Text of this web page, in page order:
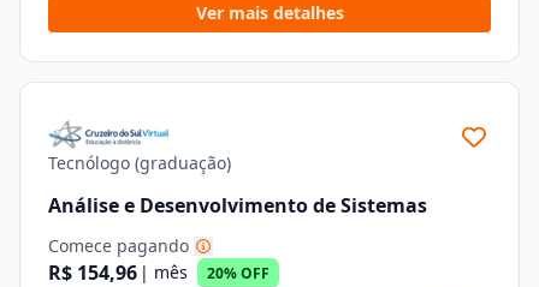
Ver mais detalhes
Tecnólogo (graduação)
Análise e Desenvolvimento de Sistemas
Comece pagando
R$ 154,96 | mês 20% OFF